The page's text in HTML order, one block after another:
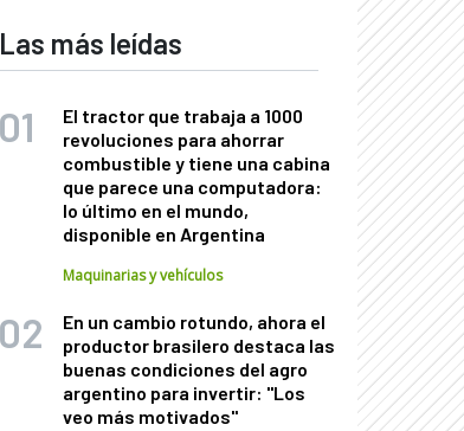
Las más leídas
El tractor que trabaja a 1000
revoluciones para ahorrar
combustible y tiene una cabina
que parece una computadora:
lo último en el mundo,
disponible en Argentina
Maquinarias y vehículos
En un cambio rotundo, ahora el
productor brasilero destaca las
buenas condiciones del agro
argentino para invertir: "Los
veo más motivados"